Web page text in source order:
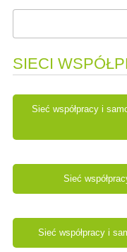
SIECI
Sieć współpracy i
Sieć
Sieć współpracy i